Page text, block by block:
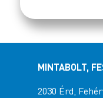
MINTABOLT,
2030 Érd,